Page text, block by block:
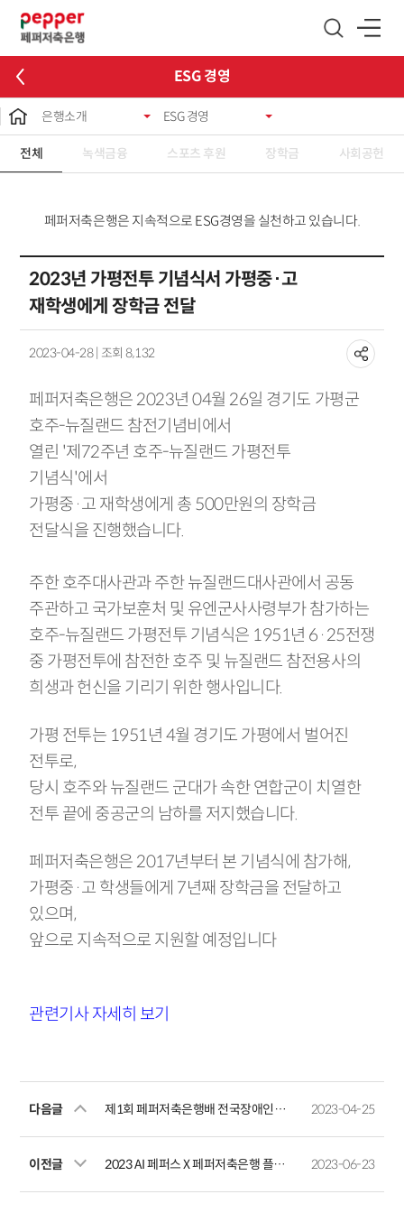
ESG 경영
은행소개 ESG 경영
전체 녹색금융 스포츠 후원 장학금 사회공헌
페퍼저축은행은 지속적으로 ESG경영을 실천하고 있습니다.
2023년 가평전투 기념식서 가평중·고
재학생에게 장학금 전달
2023-04-28 | 조회 8,132
페퍼저축은행은 2023년 04월 26일 경기도 가평군
호주-뉴질랜드 참전기념비에서
열린 '제72주년 호주-뉴질랜드 가평전투
기념식'에서
가평중·고 재학생에게 총 500만원의 장학금
전달식을 진행했습니다.
주한 호주대사관과 주한 뉴질랜드대사관에서 공동
주관하고 국가보훈처 및 유엔군사사령부가 참가하는
호주-뉴질랜드 가평전투 기념식은 1951년 6·25전쟁
중 가평전투에 참전한 호주 및 뉴질랜드 참전용사의
희생과 헌신을 기리기 위한 행사입니다.
가평 전투는 1951년 4월 경기도 가평에서 벌어진
전투로,
당시 호주와 뉴질랜드 군대가 속한 연합군이 치열한
전투 끝에 중공군의 남하를 저지했습니다.
페퍼저축은행은 2017년부터 본 기념식에 참가해,
가평중·고 학생들에게 7년째 장학금을 전달하고
있으며,
앞으로 지속적으로 지원할 예정입니다
관련기사 자세히 보기
다음글 제1회 페퍼저축은행배 전국장애인양궁대회 겸 2024년 국가대표 1차 선발전 2023-04-25
이전글 2023 AI 페퍼스 X 페퍼저축은행 플로깅 2023-06-23